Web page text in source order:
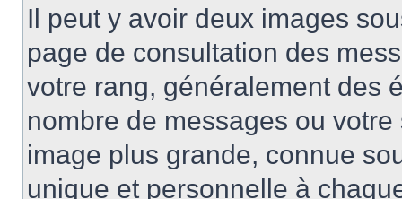
Il peut y avoir deux images
page de consultation des
votre rang, généralement des
nombre de messages ou
image plus grande, connue
unique et personnelle à